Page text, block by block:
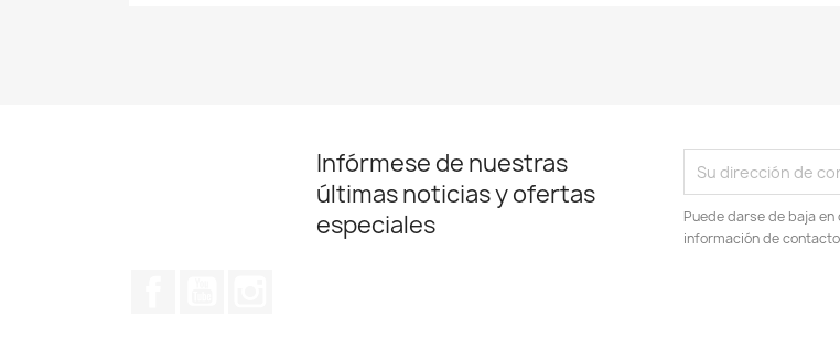
Infórmese de nuestras
últimas noticias y ofertas
especiales
Puede darse de baja
información de